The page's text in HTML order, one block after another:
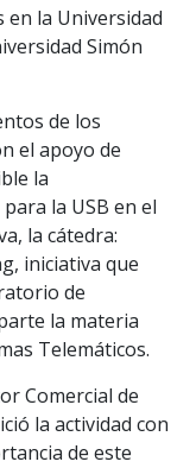
en la Universidad
Simón
de los
el apoyo de
la
la USB en el
la cátedra:
iniciativa que
de
la materia
Telemáticos.
Comercial de
la actividad con
de este